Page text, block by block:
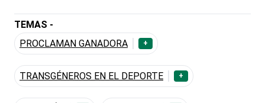
TEMAS -
PROCLAMAN GANADORA
+
TRANSGÉNEROS EN EL DEPORTE +